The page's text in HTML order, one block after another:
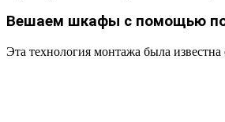
Вешаем шкафы с помощью
Эта технология монтажа была